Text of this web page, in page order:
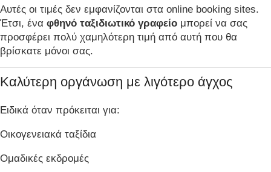
Αυτές οι τιμές δεν εμφανίζονται στα online booking sites.
Έτσι, ένα φθηνό ταξιδιωτικό γραφείο μπορεί να σας
προσφέρει πολύ χαμηλότερη τιμή από αυτή που θα
βρίσκατε μόνοι σας.
Καλύτερη οργάνωση με λιγότερο άγχος
Ειδικά όταν πρόκειται για:
Οικογενειακά ταξίδια
Ομαδικές εκδρομές